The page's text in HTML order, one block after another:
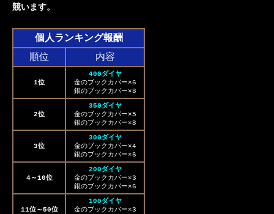
競います。
個人ランキング報酬
順位
内容
1位
400ダイヤ
金のブックカバー×6
銀のブックカバー×8
2位
350ダイヤ
金のブックカバー×5
銀のブックカバー×8
3位
300ダイヤ
金のブックカバー×4
銀のブックカバー×6
4～10位
200ダイヤ
金のブックカバー×3
銀のブックカバー×6
11位～50位
100ダイヤ
金のブックカバー×3